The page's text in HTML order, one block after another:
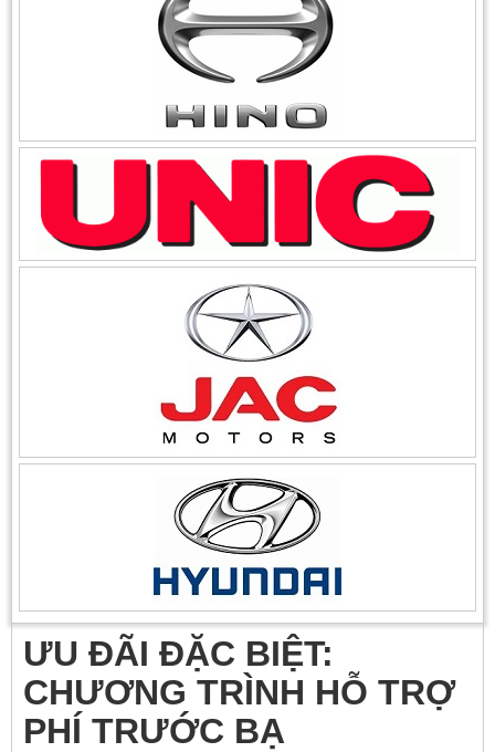
ƯU ĐÃI ĐẶC BIỆT:
CHƯƠNG TRÌNH HỖ TRỢ
PHÍ TRƯỚC BẠ